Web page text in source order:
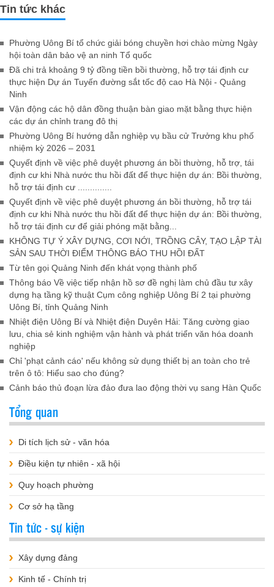
Tin tức khác
Phường Uông Bí tổ chức giải bóng chuyền hơi chào mừng Ngày
hội toàn dân bảo vệ an ninh Tổ quốc
Đã chi trả khoảng 9 tỷ đồng tiền bồi thường, hỗ trợ tái định cư
thực hiện Dự án Tuyến đường sắt tốc độ cao Hà Nội - Quảng
Ninh
Vận động các hộ dân đồng thuận bàn giao mặt bằng thực hiện
các dự án chỉnh trang đô thị
Phường Uông Bí hướng dẫn nghiệp vụ bầu cử Trưởng khu phố
nhiệm kỳ 2026 – 2031
Quyết định về việc phê duyệt phương án bồi thường, hỗ trợ, tái
định cư khi Nhà nước thu hồi đất để thực hiện dự án: Bồi thường,
hỗ trợ tái định cư ..............
Quyết định về việc phê duyệt phương án bồi thường, hỗ trợ tái
định cư khi Nhà nước thu hồi đất để thực hiện dự án: Bồi thường,
hỗ trợ tái định cư để giải phóng mặt bằng...
KHÔNG TỰ Ý XÂY DỰNG, CƠI NỚI, TRỒNG CÂY, TẠO LẬP TÀI
SẢN SAU THỜI ĐIỂM THÔNG BÁO THU HỒI ĐẤT
Từ tên gọi Quảng Ninh đến khát vọng thành phố
Thông báo Về việc tiếp nhận hồ sơ đề nghị làm chủ đầu tư xây
dựng hạ tầng kỹ thuật Cụm công nghiệp Uông Bí 2 tại phường
Uông Bí, tỉnh Quảng Ninh
Nhiệt điện Uông Bí và Nhiệt điện Duyên Hải: Tăng cường giao
lưu, chia sẻ kinh nghiệm vận hành và phát triển văn hóa doanh
nghiệp
Chỉ 'phạt cảnh cáo' nếu không sử dụng thiết bị an toàn cho trẻ
trên ô tô: Hiểu sao cho đúng?
Cảnh báo thủ đoạn lừa đảo đưa lao động thời vụ sang Hàn Quốc
Tổng quan
Di tích lịch sử - văn hóa
Điều kiện tự nhiên - xã hội
Quy hoạch phường
Cơ sở hạ tầng
Tin tức - sự kiện
Xây dựng đảng
Kinh tế - Chính trị